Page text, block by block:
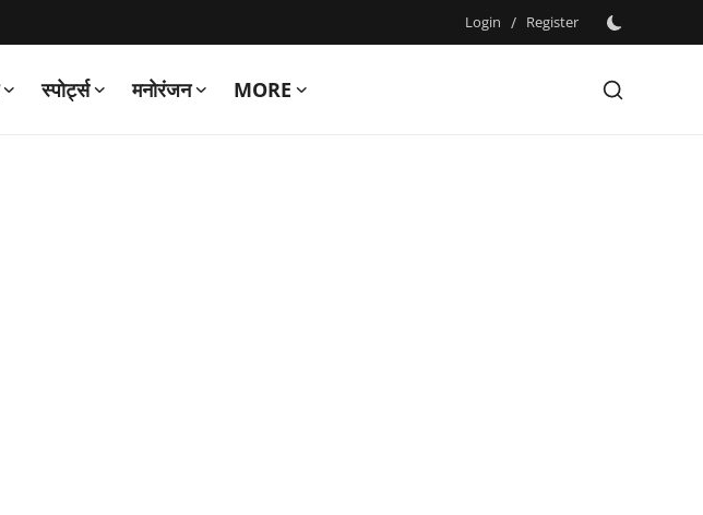
Login / Register
स्पोर्ट्स मनोरंजन MORE